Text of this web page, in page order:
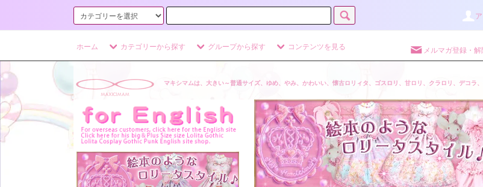
ホーム カテゴリーから探す グループから探す コンテンツを見る メルマガ登録・解
マキシマムは、大きい～普通サイズ、ゆめ、やみ、かわいい、懐古ロリィタ、ゴスロリ、甘ロリ、クラロリ、デコラ